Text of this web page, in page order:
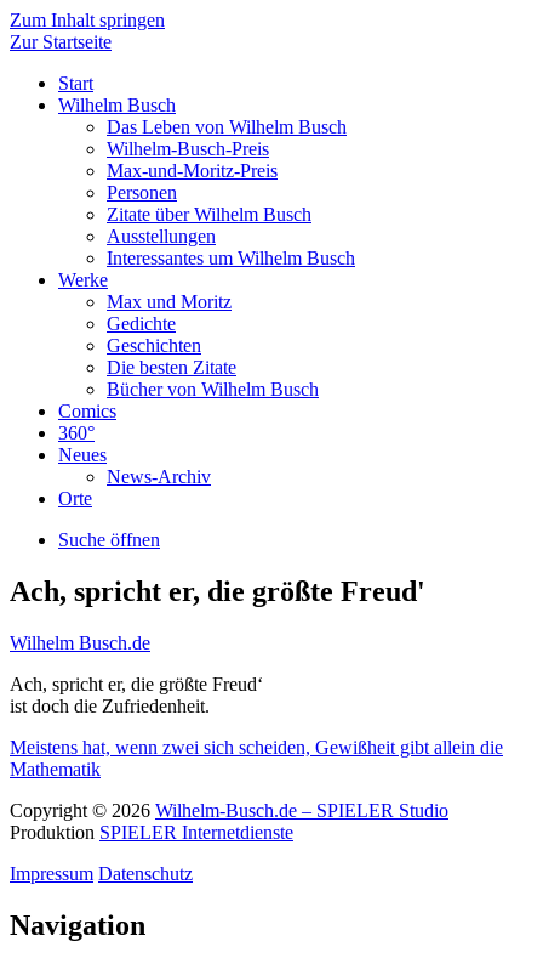
Zum Inhalt springen
Zur Startseite
Start
Wilhelm Busch
Das Leben von Wilhelm Busch
Wilhelm-Busch-Preis
Max-und-Moritz-Preis
Personen
Zitate über Wilhelm Busch
Ausstellungen
Interessantes um Wilhelm Busch
Werke
Max und Moritz
Gedichte
Geschichten
Die besten Zitate
Bücher von Wilhelm Busch
Comics
360°
Neues
News-Archiv
Orte
Suche öffnen
Ach, spricht er, die größte Freud'
Wilhelm Busch.de
Ach, spricht er, die größte Freud‘
ist doch die Zufriedenheit.
Meistens hat, wenn zwei sich scheiden, Gewißheit gibt allein die
Mathematik
Copyright © 2026 Wilhelm-Busch.de – SPIELER Studio
Produktion SPIELER Internetdienste
Impressum Datenschutz
Navigation